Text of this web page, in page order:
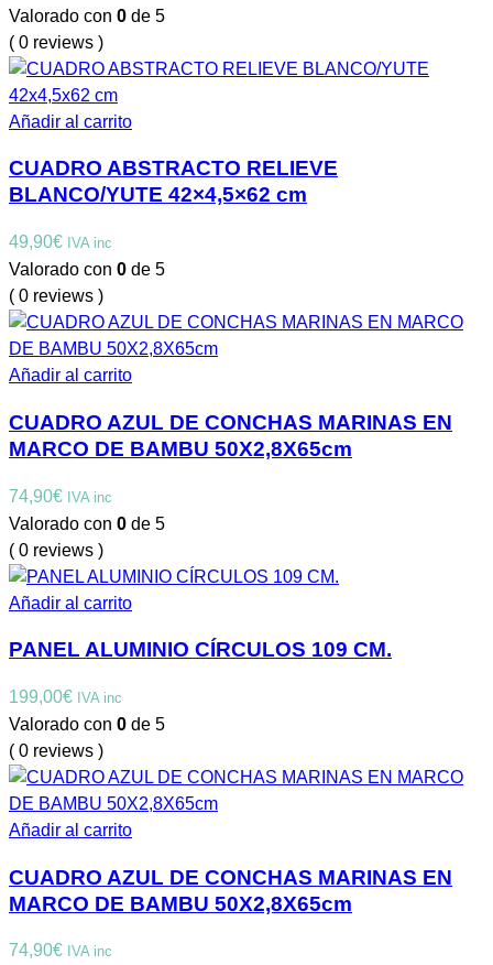
Valorado con 0 de 5
( 0 reviews )
Añadir al carrito
CUADRO ABSTRACTO RELIEVE
BLANCO/YUTE 42×4,5×62 cm
49,90€ IVA inc
Valorado con 0 de 5
( 0 reviews )
Añadir al carrito
CUADRO AZUL DE CONCHAS MARINAS EN
MARCO DE BAMBU 50X2,8X65cm
74,90€ IVA inc
Valorado con 0 de 5
( 0 reviews )
Añadir al carrito
PANEL ALUMINIO CÍRCULOS 109 CM.
199,00€ IVA inc
Valorado con 0 de 5
( 0 reviews )
Añadir al carrito
CUADRO AZUL DE CONCHAS MARINAS EN
MARCO DE BAMBU 50X2,8X65cm
74,90€ IVA inc